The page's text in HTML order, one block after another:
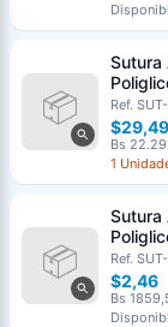
Sutura
Unds
Punta
Ref.
$29,49
Bs
1
Sutura
Aguja
36mm
Ref.
$2,46
Bs
Cancelar